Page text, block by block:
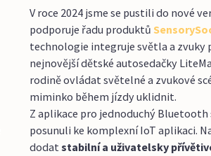
V roce 2024 jsme se pustili do nové
podporuje řadu produktů
technologie integruje světla a zvuky
nejnovější dětské autosedačky
rodině ovládat světelné a zvukové
miminko během jízdy uklidnit.
Z aplikace pro jednoduchý Bluetooth
posunuli ke komplexní IoT aplikaci.
dodatstabilní a uživatelsky